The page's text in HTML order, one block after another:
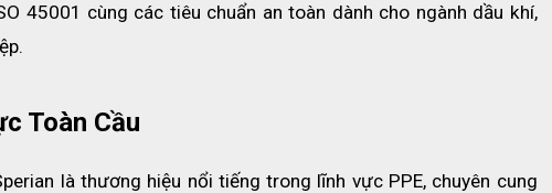
tạo
Đồng
Kính bảo hộ A901 thiết kế ôm sát, tròng kính cong cơ bản
đảm bảo vùng quan sát rộng và không bị giới hạn, nâng cao
nhập.
45001 cùng các tiêu chuẩn an toàn dành cho ngành dầu khí,
Toàn Cầu
là thương hiệu nổi tiếng trong lĩnh vực PPE, chuyên cung